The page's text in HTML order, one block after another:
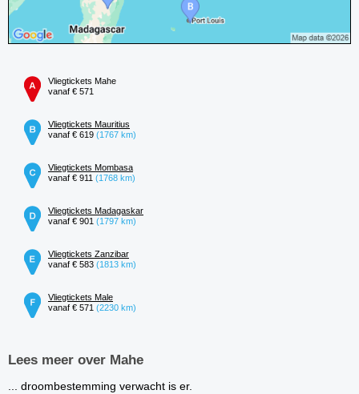
Vliegtickets Mahe
vanaf € 571
Vliegtickets Mauritius
vanaf € 619 (1767 km)
Vliegtickets Mombasa
vanaf € 911 (1768 km)
Vliegtickets Madagaskar
vanaf € 901 (1797 km)
Vliegtickets Zanzibar
vanaf € 583 (1813 km)
Vliegtickets Male
vanaf € 571 (2230 km)
Lees meer over Mahe
... droombestemming verwacht is er.